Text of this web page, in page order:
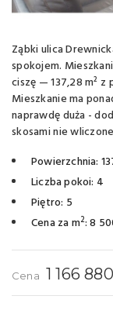
Ząbki ulica
spokojem.
ciszę — 137,28 m² z
Mieszkanie ma
naprawdę duża -
skosami nie
Powierzchnia:
Liczba pokoi: 4
Piętro: 5
Cena za m2: 8
Cena 1 166 880